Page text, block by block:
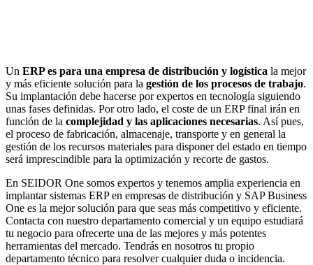
Un ERP es para una empresa de distribución y logística la mejor
y más eficiente solución para la gestión de los procesos de trabajo.
Su implantación debe hacerse por expertos en tecnología siguiendo
unas fases definidas. Por otro lado, el coste de un ERP final irán en
función de la complejidad y las aplicaciones necesarias. Así pues,
el proceso de fabricación, almacenaje, transporte y en general la
gestión de los recursos materiales para disponer del estado en tiempo
será imprescindible para la optimización y recorte de gastos.
En SEIDOR One somos expertos y tenemos amplia experiencia en
implantar sistemas ERP en empresas de distribución y SAP Business
One es la mejor solución para que seas más competitivo y eficiente.
Contacta con nuestro departamento comercial y un equipo estudiará
tu negocio para ofrecerte una de las mejores y más potentes
herramientas del mercado. Tendrás en nosotros tu propio
departamento técnico para resolver cualquier duda o incidencia.